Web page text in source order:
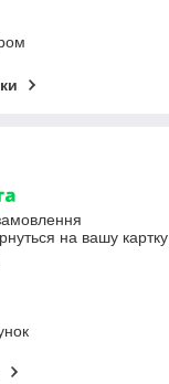
на вашу картку